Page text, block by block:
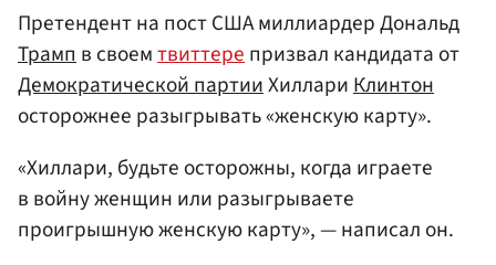
Претендент на пост США миллиардер Дональд
Трампв своемтвиттерепризвал кандидата от
Демократической партииХиллариКлинтон
осторожнее разыгрывать «женскую карту».
«Хиллари, будьте осторожны, когда играете
в войну женщин или разыгрываете
проигрышную женскую карту», — написал он.